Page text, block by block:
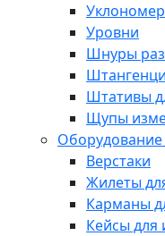
Уровни
Шнуры
Штативы
Щупы
Оборудование
Верстаки
Жилеты
Карманы
Кейсы для